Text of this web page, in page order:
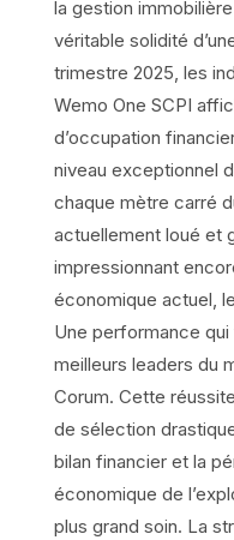
la gestion
véritable solidité
trimestre 2025, les
Wemo One SCPI
d’occupation
niveau exceptionnel
chaque mètre carré
actuellement loué et
impressionnant
économique actuel,
Une performance
meilleurs leaders du
Corum. Cette
de sélection
bilan financier et la
économique de
plus grand soin. La